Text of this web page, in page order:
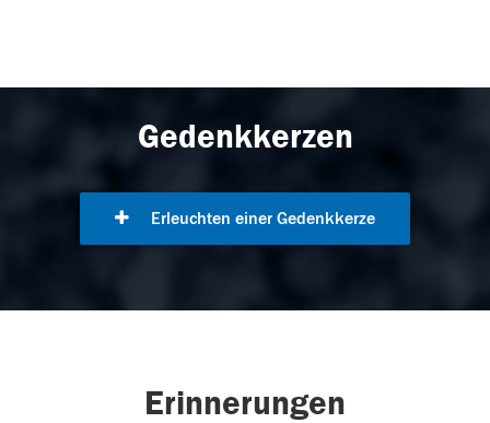
Gedenkkerzen
Erleuchten einer Gedenkkerze
Erinnerungen